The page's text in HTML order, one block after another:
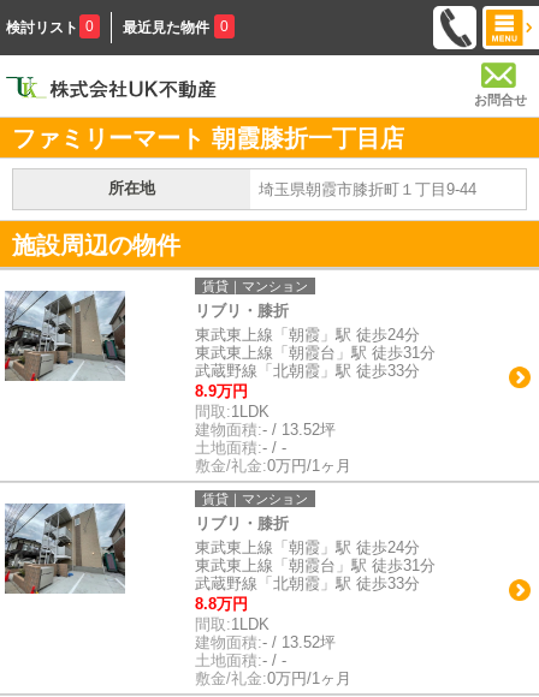
検討リスト 0 最近見た物件 0
お問合せ
ファミリーマート 朝霞膝折一丁目店
所在地 埼玉県朝霞市膝折町１丁目9-44
施設周辺の物件
賃貸｜マンション
リブリ・膝折
東武東上線「朝霞」駅 徒歩24分
東武東上線「朝霞台」駅 徒歩31分
武蔵野線「北朝霞」駅 徒歩33分
8.9万円
間取:1LDK
建物面積:- / 13.52坪
土地面積:- / -
敷金/礼金:0万円/1ヶ月
賃貸｜マンション
リブリ・膝折
東武東上線「朝霞」駅 徒歩24分
東武東上線「朝霞台」駅 徒歩31分
武蔵野線「北朝霞」駅 徒歩33分
8.8万円
間取:1LDK
建物面積:- / 13.52坪
土地面積:- / -
敷金/礼金:0万円/1ヶ月